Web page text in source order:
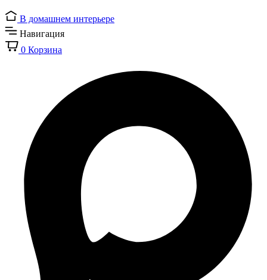
В домашнем интерьере
Навигация
0 Корзина